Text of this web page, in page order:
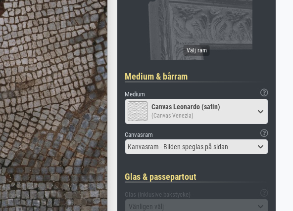
Medium & bårram
Medium
Canvas Leonardo (satin)
(Canvas Venezia)
Canvasram
Kanvasram - Bilden speglas på sidan
Glas & passepartout
Glas (inklusive bakstycke)
Vänligen välj